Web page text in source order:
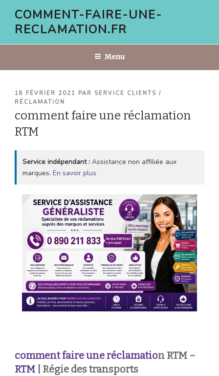
contenu
COMMENT-FAIRE-UNE-
RECLAMATION.FR
Menu
PUBLIÉ
LE
18 FÉVRIER 2021 PAR SERVICE CLIENTS /
RÉCLAMATION
comment faire une réclamation
RTM
Service indépendant : Assistance non affiliée aux
marques. En savoir plus
comment faire une réclamation RTM –
RTM | Régie des transports